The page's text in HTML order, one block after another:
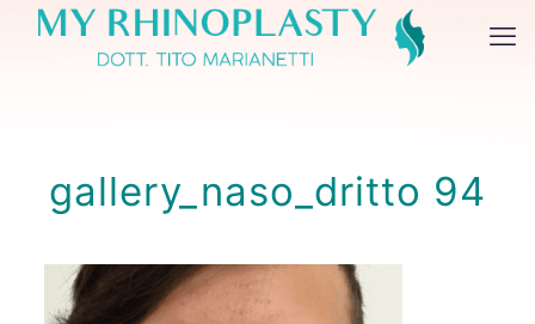
gallery_naso_dritto 94